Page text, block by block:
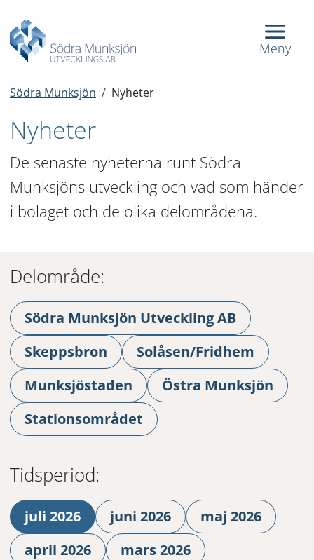
Meny
Södra Munksjön / Nyheter
Nyheter
De senaste nyheterna runt Södra
Munksjöns utveckling och vad som händer
i bolaget och de olika delområdena.
Delområde:
Södra Munksjön Utveckling AB
Skeppsbron
Solåsen/Fridhem
Munksjöstaden
Östra Munksjön
Stationsområdet
Tidsperiod:
juli 2026 juni 2026
maj 2026
april 2026
mars 2026